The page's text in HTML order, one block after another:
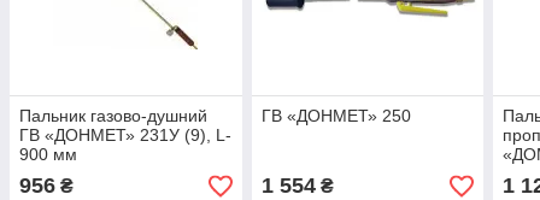
Пальник газово-душний
ГВ «ДОНМЕТ» 231У (9), L-
900 мм
956 ₴
ГВ «ДОНМЕТ» 250
1 554₴ 1